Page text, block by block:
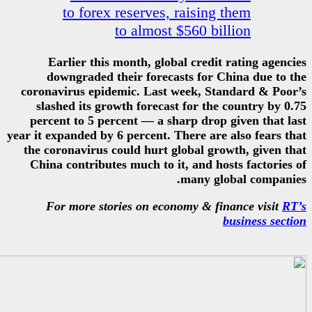
to forex reserves,
to almost
Earlier this month,
downgraded their
coronavirus epidemic. Last
slashed its growth forecast
percent to 5 percent — a
year it expanded by 6 percent.
the coronavirus could hurt
China contributes much to
For more stories on